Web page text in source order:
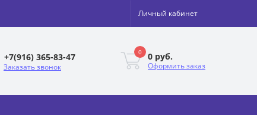
Личный кабинет
+7(916) 365-83-47
Заказать звонок
0 0 руб.
Оформить заказ